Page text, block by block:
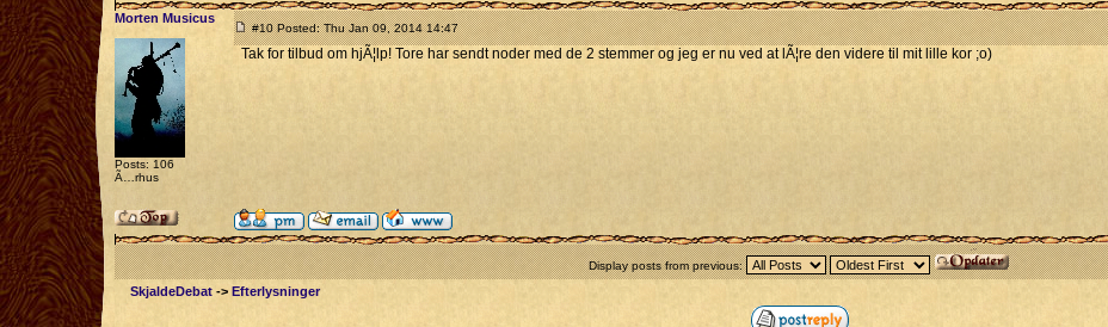
Morten Musicus
Posts: 106
Ã…rhus
#10 Posted: Thu Jan 09, 2014 14:47
Tak for tilbud om hjÃ¦lp! Tore har sendt noder med de 2 stemmer og jeg er nu ved at lÃ¦re den videre til mit lille kor ;o)
Display posts from previous:
SkjaldeDebat -> Efterlysninger